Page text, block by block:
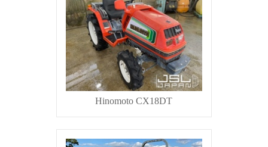
Hinomoto CX18DT